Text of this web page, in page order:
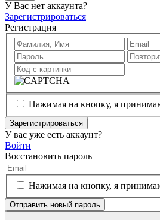
У Вас нет аккаунта?
Зарегистрироваться
Регистрация
Нажимая на кнопку, я
Зарегистрироваться
У вас уже есть аккаунт?
Войти
Восстановить пароль
Нажимая на кнопку, я
Отправить новый пароль